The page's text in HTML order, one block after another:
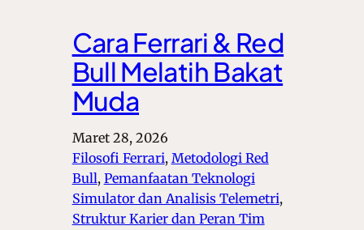
Cara Ferrari & Red
Bull Melatih Bakat
Muda
Maret 28, 2026
Filosofi Ferrari, Metodologi Red
Bull, Pemanfaatan Teknologi
Simulator dan Analisis Telemetri ,
Struktur Karier dan Peran Tim